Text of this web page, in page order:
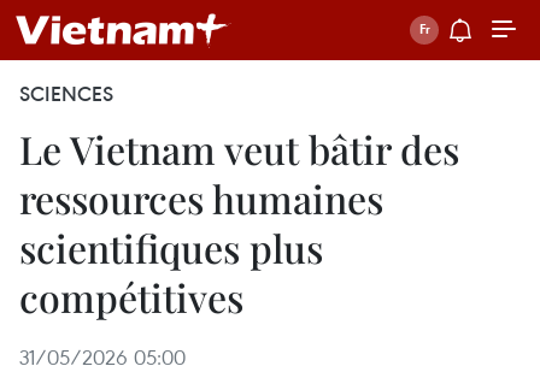
SCIENCES
Le Vietnam veut bâtir des
ressources humaines
scientifiques plus
compétitives
31/05/2026 05:00